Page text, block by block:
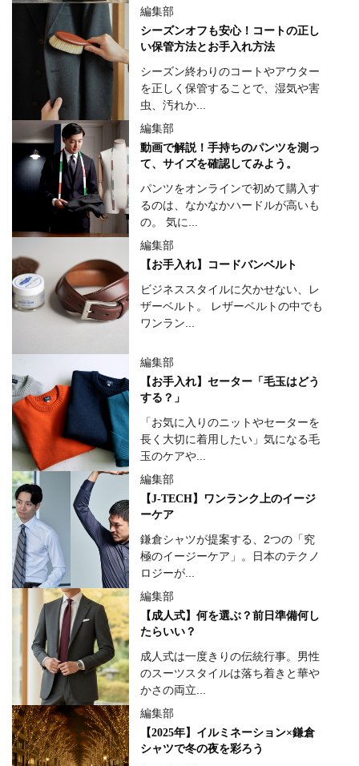
編集部
シーズンオフも安心！コートの正し
い保管方法とお手入れ方法
シーズン終わりのコートやアウター
を正しく保管することで、湿気や害
虫、汚れか...
編集部
動画で解説！手持ちのパンツを測っ
て、サイズを確認してみよう。
パンツをオンラインで初めて購入す
るのは、なかなかハードルが高いも
の。 気に...
編集部
【お手入れ】コードバンベルト
ビジネススタイルに欠かせない、レ
ザーベルト。 レザーベルトの中でも
ワンラン...
編集部
【お手入れ】セーター「毛玉はどう
する？」
「お気に入りのニットやセーターを
長く大切に着用したい」気になる毛
玉のケアや...
編集部
【J-TECH】ワンランク上のイージ
ーケア
鎌倉シャツが提案する、2つの「究
極のイージーケア」。日本のテクノ
ロジーが...
編集部
【成人式】何を選ぶ？前日準備何し
たらいい？
成人式は一度きりの伝統行事。男性
のスーツスタイルは落ち着きと華や
かさの両立...
編集部
【2025年】イルミネーション×鎌倉
シャツで冬の夜を彩ろう